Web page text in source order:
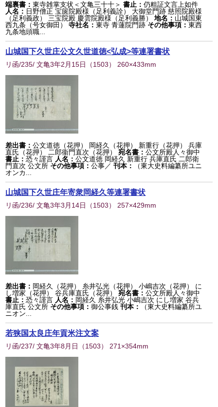
端裏書：東寺雑掌支状＜文亀三十十＞ 書止：仍粗証文言上如件
人名： 日野僧正 宝篋院殿様（足利義詮） 大御堂門跡 慈照院殿様
（足利義政） 三宝院殿 慶雲院殿様（足利義勝）
地名： 山城国東
西九条（号女御田）
寺社名：東寺 青蓮院門跡 その他事項：東西
九条地頭職...
山城国下久世庄公文久世道徳<弘成>等連署書状
リ函/235/ 文亀3年2月15日 （1503） 260×433mm
差出書：公文道徳（花押） 岡経久（花押） 新重行（花押） 兵庫
直氏（花押） 二郎衞門直次（花押）
宛名書：公文所殿人々御中
書止：恐々謹言 人名：公文道徳 岡経久 新重行 兵庫直氏 二郎衛
門直次 公文所 その他事項：公事／ 刊本：
（東大史料編纂所ユニ
オンカ...
山城国下久世庄年寄衆岡経久等連署書状
リ函/236/ 文亀3年3月14日 （1503） 257×429mm
差出書： 岡経久（花押） 糸井弘光（花押） 小嶋吉次（花押） に
し増家（花押） 谷兵庫直氏（花押）
宛名書：公文所殿人々御中
書止：恐々謹言 人名： 岡経久 糸井弘光 小嶋吉次 にし増家 谷兵
庫直氏 公文所 その他事項：御公事銭 刊本：
（東大史料編纂所ユ
ニオン...
若狭国太良庄年貢米注文案
リ函/237/ 文亀3年8月日 （1503） 271×354mm